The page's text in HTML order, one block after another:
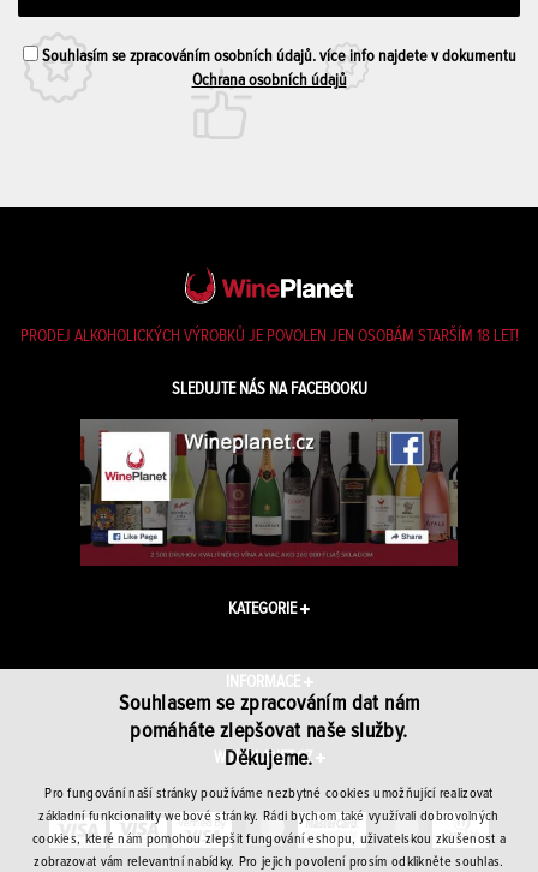
Souhlasím se zpracováním osobních údajů. více info najdete v dokumentu
Ochrana osobních údajů
PRODEJ ALKOHOLICKÝCH VÝROBKŮ JE POVOLEN JEN OSOBÁM STARŠÍM 18 LET!
SLEDUJTE NÁS NA FACEBOOKU
KATEGORIE
INFORMACE
WINEPLANET.CZ
Souhlasem se zpracováním dat nám
pomáháte zlepšovat naše služby.
Děkujeme.
Pro fungování naší stránky používáme nezbytné cookies umožňující realizovat
základní funkcionality webové stránky. Rádi bychom také využívali dobrovolných
cookies, které nám pomohou zlepšit fungování eshopu, uživatelskou zkušenost a
zobrazovat vám relevantní nabídky. Pro jejich povolení prosím odklikněte souhlas.